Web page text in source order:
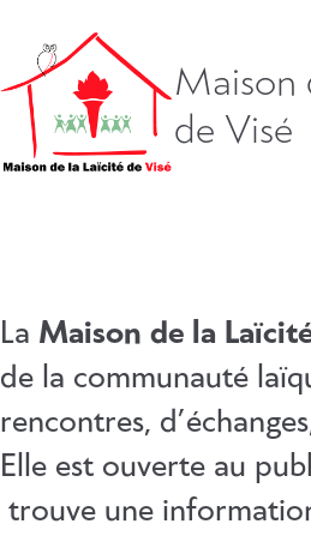
directement
le
contenu
Maison
de Visé
La Maison de la
de la communauté
rencontres,
Elle est ouverte au
trouve une